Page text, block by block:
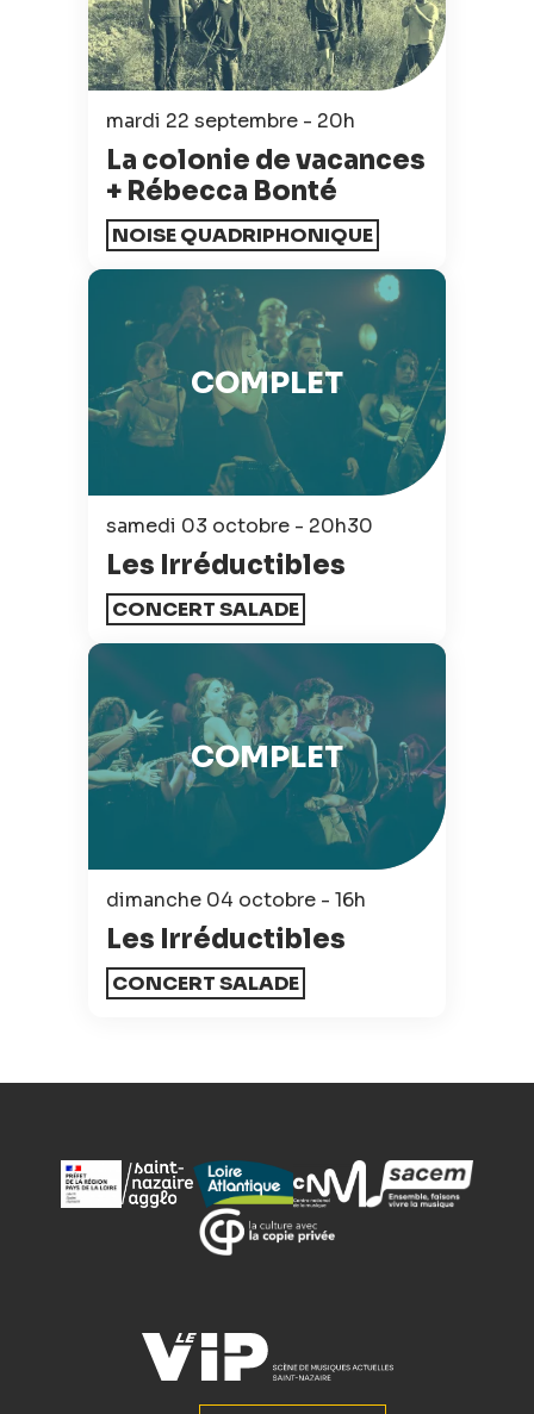
mardi 22 septembre - 20h
La colonie de vacances
+ Rébecca Bonté
NOISE QUADRIPHONIQUE
samedi 03 octobre - 20h30
Les Irréductibles
CONCERT SALADE
COMPLET
dimanche 04 octobre - 16h
Les Irréductibles
CONCERT SALADE
COMPLET